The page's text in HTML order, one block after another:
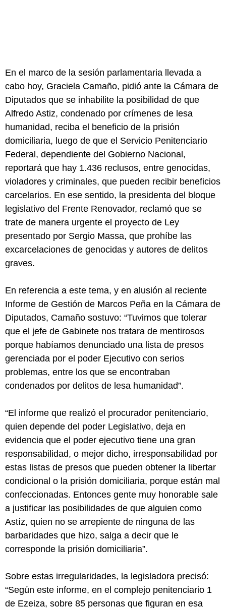
En el marco de la sesión parlamentaria llevada a
cabo hoy, Graciela Camaño, pidió ante la Cámara de
Diputados que se inhabilite la posibilidad de que
Alfredo Astiz, condenado por crímenes de lesa
humanidad, reciba el beneficio de la prisión
domiciliaria, luego de que el Servicio Penitenciario
Federal, dependiente del Gobierno Nacional,
reportará que hay 1.436 reclusos, entre genocidas,
violadores y criminales, que pueden recibir beneficios
carcelarios. En ese sentido, la presidenta del bloque
legislativo del Frente Renovador, reclamó que se
trate de manera urgente el proyecto de Ley
presentado por Sergio Massa, que prohíbe las
excarcelaciones de genocidas y autores de delitos
graves.
En referencia a este tema, y en alusión al reciente
Informe de Gestión de Marcos Peña en la Cámara de
Diputados, Camaño sostuvo: “Tuvimos que tolerar
que el jefe de Gabinete nos tratara de mentirosos
porque habíamos denunciado una lista de presos
gerenciada por el poder Ejecutivo con serios
problemas, entre los que se encontraban
condenados por delitos de lesa humanidad”.
“El informe que realizó el procurador penitenciario,
quien depende del poder Legislativo, deja en
evidencia que el poder ejecutivo tiene una gran
responsabilidad, o mejor dicho, irresponsabilidad por
estas listas de presos que pueden obtener la libertar
condicional o la prisión domiciliaria, porque están mal
confeccionadas. Entonces gente muy honorable sale
a justificar las posibilidades de que alguien como
Astíz, quien no se arrepiente de ninguna de las
barbaridades que hizo, salga a decir que le
corresponde la prisión domiciliaria”.
Sobre estas irregularidades, la legisladora precisó:
“Según este informe, en el complejo penitenciario 1
de Ezeiza, sobre 85 personas que figuran en esa